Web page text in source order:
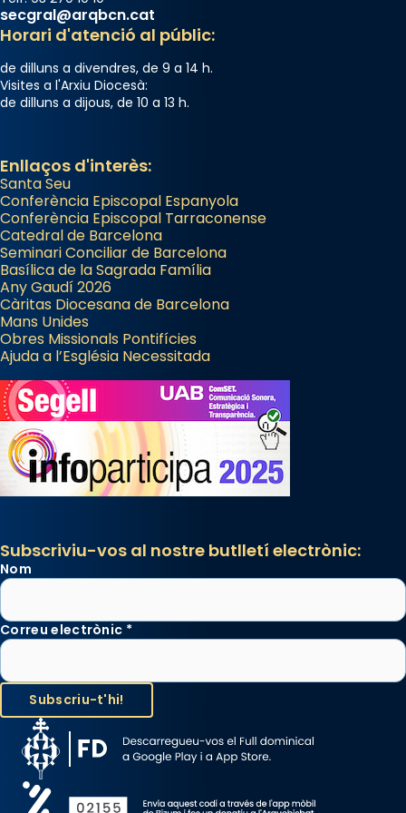
gran a Mataró.
Santes a Mataró»🥵.
Photo
secgral@arqbcn.cat
Horari d'atenció al públic:
de dilluns a divendres, de 9 a 14 h.
Visites a l'Arxiu Diocesà:
de dilluns a dijous, de 10 a 13 h.
Enllaços d'interès:
Santa Seu
Conferència Episcopal Espanyola
Conferència Episcopal Tarraconense
Catedral de Barcelona
Seminari Conciliar de Barcelona
Basílica de la Sagrada Família
Any Gaudí 2026
Càritas Diocesana de Barcelona
Mans Unides
Obres Missionals Pontifícies
Ajuda a l’Església Necessitada
Subscriviu-vos al nostre butlletí electrònic:
Nom
Correu electrònic *